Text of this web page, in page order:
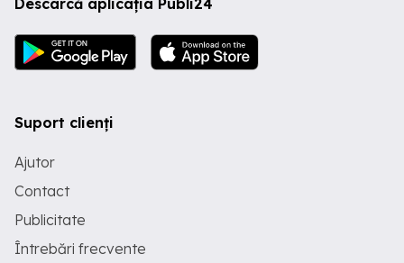
Descarcă aplicația Publi24
Suport clienți
Ajutor
Contact
Publicitate
Întrebări frecvente